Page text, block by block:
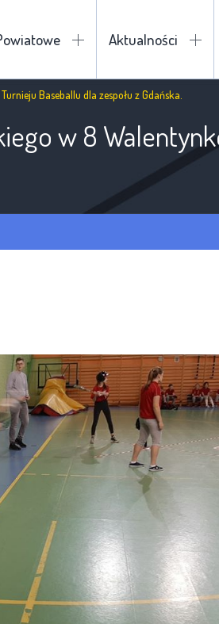
Aktualności
Baseballu dla zespołu z Gdańska.
w 8